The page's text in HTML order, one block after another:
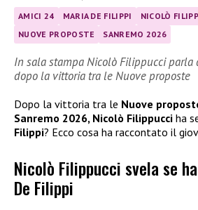
AMICI 24 MARIA DE FILIPPI
NICOLÒ
NUOVE PROPOSTE
SANREMO 2026
In sala stampa Nicolò Filippucci parla
dopo la vittoria tra le Nuove proposte
Dopo la vittoria tra le Nuove
Sanremo 2026, Nicolò Filippucci ha
Filippi? Ecco cosa ha raccontato il
Nicolò Filippucci svela se
De Filippi